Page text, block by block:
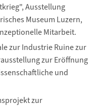
Ausstellung
Museum Luzern,
Mitarbeit.
zur Industrie Ruine zur
zur Eröffnung
und
zur